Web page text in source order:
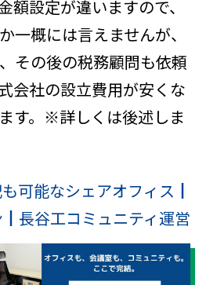
額設定が違いますので、
一概には言えませんが、
その後の税務顧問も依頼
会社の設立費用が安くな
す。※詳しくは後述しま
可能なシェアオフィス┃
┃長谷工コミュニティ運営